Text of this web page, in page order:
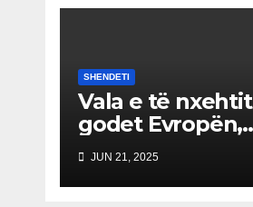
SHENDETI
Vala e të nxehtit
godet Evropën,
alarm për
temperatura deri
në 40°C
JUN 21, 2025